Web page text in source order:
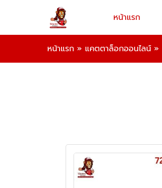
หน้าแรก
หน้าแรก » แคตตาล็อกออนไลน์ »